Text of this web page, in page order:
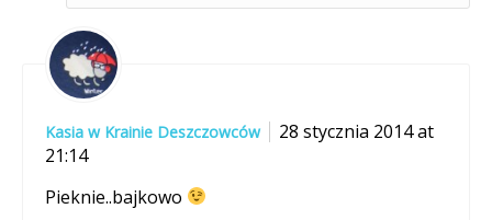
Kasia w Krainie Deszczowców
28 stycznia 2014 at
21:14
Pieknie..bajkowo